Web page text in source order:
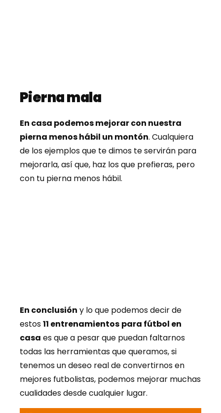
Pierna mala
En casa podemos mejorar con nuestra
pierna menos hábil un montón. Cualquiera
de los ejemplos que te dimos te servirán para
mejorarla, así que, haz los que prefieras, pero
con tu pierna menos hábil.
En conclusión y lo que podemos decir de
estos11 entrenamientos para fútbol en
casa es que a pesar que puedan faltarnos
todas las herramientas que queramos, si
tenemos un deseo real de convertirnos en
mejores futbolistas, podemos mejorar muchas
cualidades desde cualquier lugar.